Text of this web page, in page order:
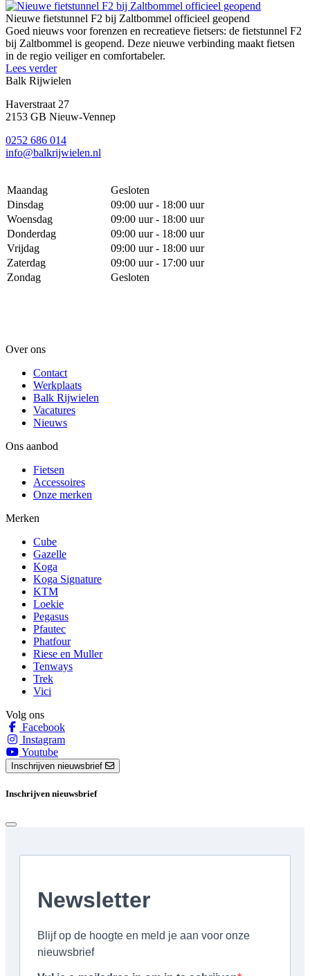
Nieuwe fietstunnel F2 bij Zaltbommel officieel geopend
Goed nieuws voor forenzen en recreatieve fietsers: de fietstunnel F2
bij Zaltbommel is geopend. Deze nieuwe verbinding maakt fietsen
in de regio veiliger en comfortabeler.
Lees verder
Balk Rijwielen
Haverstraat 27
2153 GB Nieuw-Vennep
0252 686 014
info@balkrijwielen.nl
Maandag
Gesloten
Dinsdag
09:00 uur - 18:00 uur
Woensdag
09:00 uur - 18:00 uur
Donderdag
09:00 uur - 18:00 uur
Vrijdag
09:00 uur - 18:00 uur
Zaterdag
09:00 uur - 17:00 uur
Zondag
Gesloten
Over ons
Contact
Werkplaats
Balk Rijwielen
Vacatures
Nieuws
Ons aanbod
Fietsen
Accessoires
Onze merken
Merken
Cube
Gazelle
Koga
Koga Signature
KTM
Loekie
Pegasus
Pfautec
Phatfour
Riese en Muller
Tenways
Trek
Vici
Volg ons
Facebook
Instagram
Youtube
Inschrijven nieuwsbrief
Inschrijven nieuwsbrief